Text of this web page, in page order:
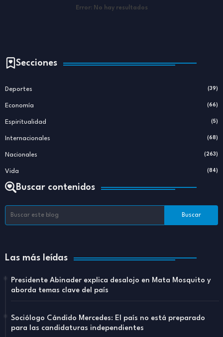
Error: No hay resultados
Secciones
Deportes (39)
Economía (66)
Espiritualidad (5)
Internacionales (68)
Nacionales (263)
Vida (84)
Buscar contenidos
Las más leídas
Presidente Abinader explica desalojo en Mata Mosquito y
aborda temas clave del país
Sociólogo Cándido Mercedes: El país no está preparado
para las candidaturas independientes